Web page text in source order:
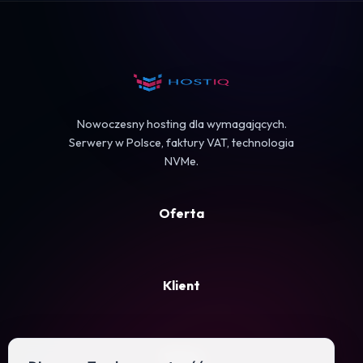
Nowoczesny hosting dla wymagających.
Serwery w Polsce, faktury VAT, technologia
NVMe.
Oferta
Klient
Firma